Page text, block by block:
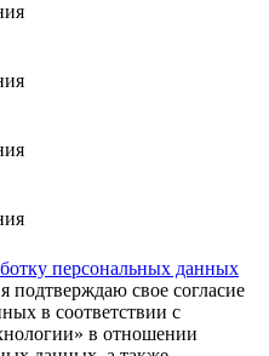
персональных данных
свое согласие
в соответствии с
в отношении